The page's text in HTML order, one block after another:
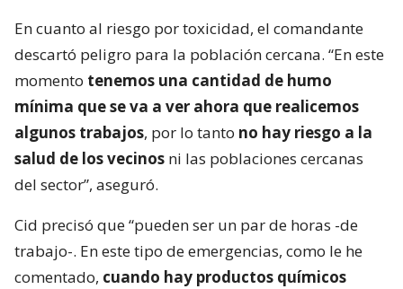
En cuanto al riesgo por toxicidad, el comandante
descartó peligro para la población cercana. “En este
momento tenemos una cantidad de humo
mínima que se va a ver ahora que realicemos
algunos trabajos, por lo tanto no hay riesgo a la
salud de los vecinos ni las poblaciones cercanas
del sector”, aseguró.
Cid precisó que “pueden ser un par de horas -de
trabajo-. En este tipo de emergencias, como le he
comentado, cuando hay productos químicos